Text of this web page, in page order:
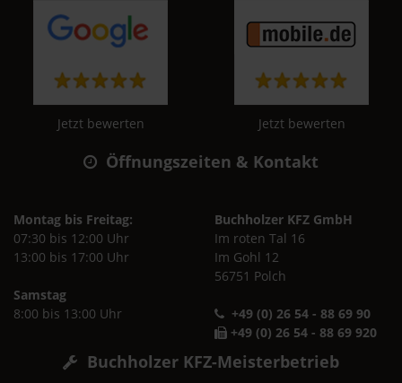
Jetzt bewerten Jetzt bewerten
Öffnungszeiten & Kontakt
Montag bis Freitag:
07:30 bis 12:00 Uhr
13:00 bis 17:00 Uhr
Samstag
8:00 bis 13:00 Uhr
Buchholzer KFZ GmbH
Im roten Tal 16
Im Gohl 12
56751 Polch
+49 (0) 26 54 - 88 69 90
+49 (0) 26 54 - 88 69 920
Buchholzer KFZ-Meisterbetrieb